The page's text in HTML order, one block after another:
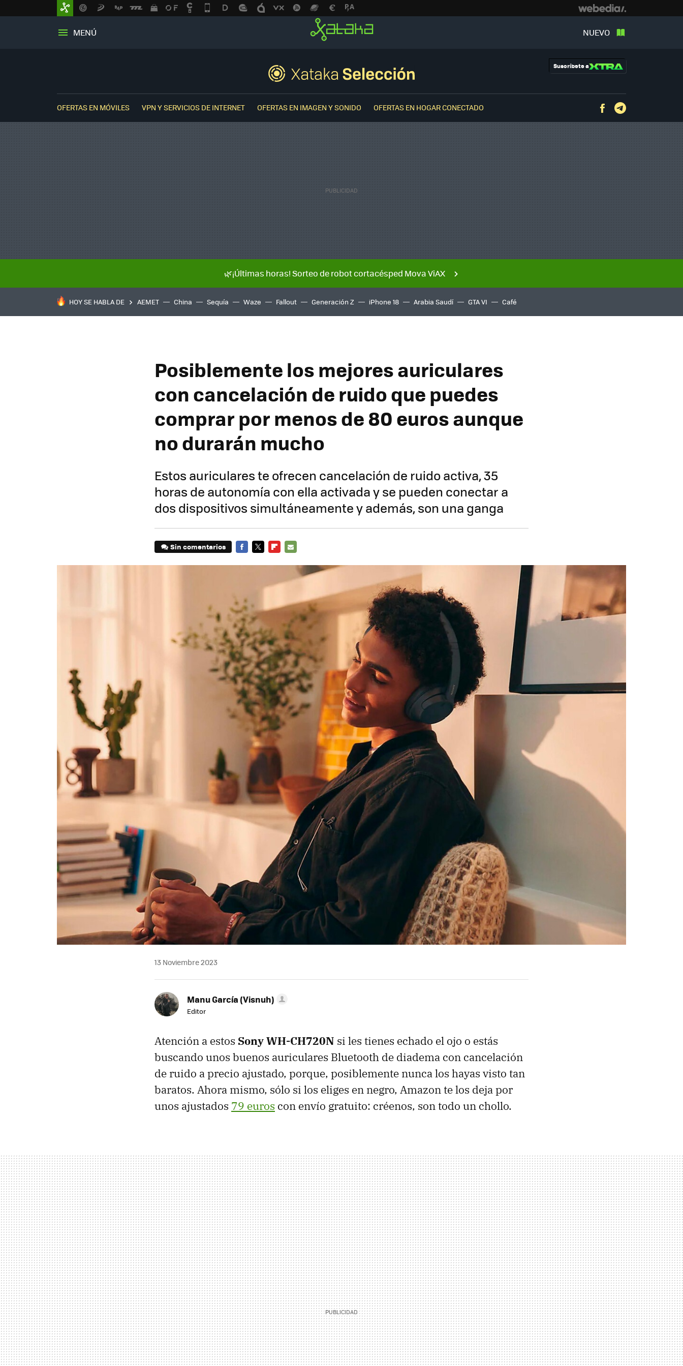
MENÚ NUEVO
Suscríbete a
OFERTAS EN MÓVILES VPN Y SERVICIOS DE INTERNET OFERTAS EN IMAGEN Y SONIDO OFERTAS EN HOGAR CONECTADO Facebook
🌿¡Últimas horas! Sorteo de robot cortacésped Mova ViAX
HOY SE HABLA DE AEMET China Sequía Waze Fallout Generación Z iPhone 18 Arabia Saudí GTA VI Café
Posiblemente los mejores auriculares
con cancelación de ruido que puedes
comprar por menos de 80 euros aunque
no durarán mucho
Estos auriculares te ofrecen cancelación de ruido activa, 35
horas de autonomía con ella activada y se pueden conectar a
dos dispositivos simultáneamente y además, son una ganga
Sin comentarios
MAIL
13 Noviembre 2023
Manu García (Visnuh)
Editor
Atención a estos Sony WH-CH720N si les tienes echado el ojo o estás
buscando unos buenos auriculares Bluetooth de diadema con cancelación
de ruido a precio ajustado, porque, posiblemente nunca los hayas visto tan
baratos. Ahora mismo, sólo si los eliges en negro, Amazon te los deja por
unos ajustados 79 euros con envío gratuito: créenos, son todo un chollo.